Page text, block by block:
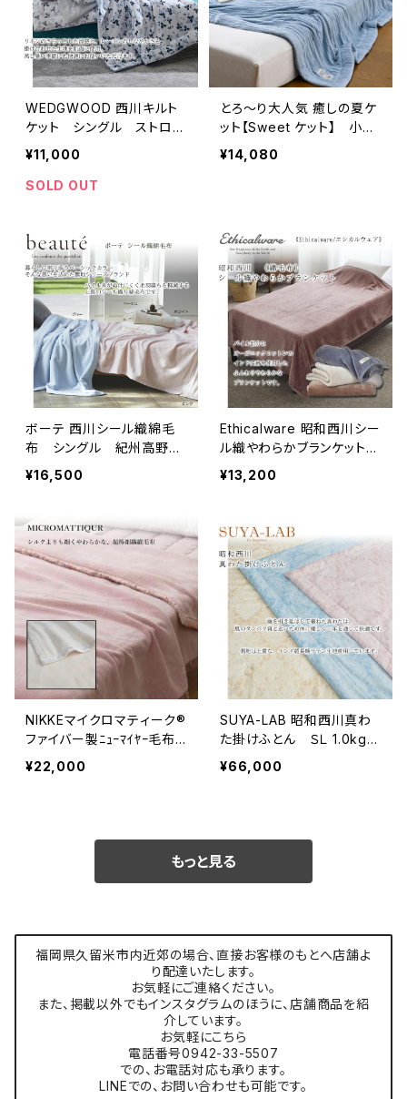
WEDGWOOD 西川キルト
ケット シングル ストロベ
リーインクブルー柄／無地
面にリネンとレーヨン混の生
地を使用／洗濯機OK グ
¥11,000
SOLD OUT
とろ〜り大人気 癒しの夏ケ
ット【Sweet ケット】 小ぶ
りなシングルサイズ（約135×
185ｃｍ）
¥14,080
ボーテ 西川シール織綿毛
布 シングル 紀州高野
口 毛羽落ちを軽減 ピン
ク/ベージュ/ホワイト/ブル
¥16,500
Ethicalware 昭和西川シー
ル織やわらかブランケット
（綿毛布）S オーガニック
コットンインド長綿
¥13,200
NIKKEマイクロマティーク®
ファイバー製ﾆｭｰﾏｲﾔｰ毛布
ＳＬ アイボリー/ブルー/ベー
¥22,000
SUYA-LAB 昭和西川真わ
た掛けふとん ＳＬ 1.0kg
詰物 絹100% 生地 上質
インド綿サテン ベージュ/
¥66,000
もっと見る
福岡県久留米市内近郊の場合、直接お客様のもとへ店舗よ
り配達いたします。
お気軽にご連絡ください。
また、掲載以外でもインスタグラムのほうに、店舗商品を紹
介しています。
お気軽にこちら
電話番号0942-33-5507
での、お電話対応も承ります。
LINEでの、お問い合わせも可能です。